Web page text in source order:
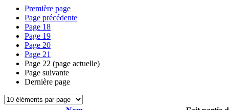
Première page
Page précédente
Page 18
Page 19
Page 20
Page 21
Page 22 (page actuelle)
Page suivante
Dernière page